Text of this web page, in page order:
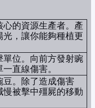
心的資源生產者。產
光，讓你能夠種植更
單位。向前方發射豌
直線傷害。
豆。除了造成傷害
慢被擊中殭屍的移動